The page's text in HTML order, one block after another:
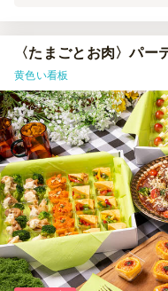
〈たまごとお肉〉パ
黄色い看板